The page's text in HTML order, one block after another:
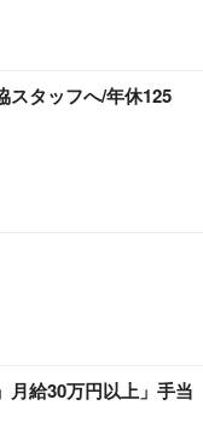
スタッフへ/年休125
月給30万円以上」手当